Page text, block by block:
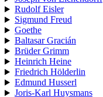
Rudolf Eisler
Sigmund Freud
Goethe
Baltasar Gracián
Brüder Grimm
Heinrich Heine
Friedrich Hölderlin
Edmund Husserl
Joris-Karl Huysmans